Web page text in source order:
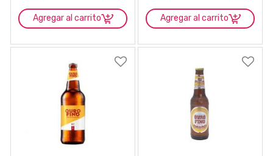
Agregar al carrito Agregar al carrito